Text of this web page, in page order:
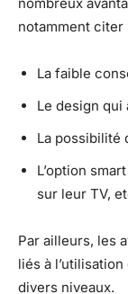
notamment citer
La faible
Le design qui
La possibilité
L’option
sur leur TV,
Par ailleurs, les
liés à
divers niveaux.